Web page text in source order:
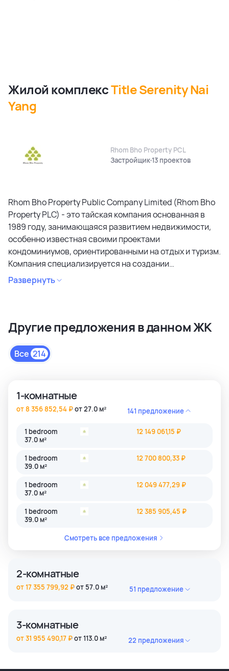
Жилой комплексTitle Serenity Nai
Yang
Rhom Bho Property PCL
Застройщик13 проектов
Rhom Bho Property Public Company Limited (Rhom Bho
Property PLC) - это тайская компания основанная в
1989 году, занимающаяся развитием недвижимости,
особенно известная своими проектами
кондоминиумов, ориентированными на отдых и туризм.
Компания специализируется на создании
кондоминиумов в привлекательных районах, уделяя
особое внимание дизайну, качеству строительства и
коммерческих объектах и жилой недвижимости
высокого качества в сегментах недвижимости
премиального и среднего класса. Среди районов
застройки как престижные комьюнити Бангкока, так и
Развернуть
Другие предложения в данном ЖК
Все 214
1-комнатные
от 27.0 м²
от 8 356 852,54 ₽ 141 предложение
1 bedroom
37.0 м²
12 149 061,15 ₽
1 bedroom
39.0 м²
12 700 800,33 ₽
1 bedroom
37.0 м²
12 049 477,29 ₽
1 bedroom
39.0 м²
12 385 905,45 ₽
Смотреть все предложения
2-комнатные
от 57.0 м²
от 17 355 799,92 ₽ 51 предложение
2 bedroom
3-комнатные
от 113.0 м²
от 31 955 490,17 ₽ 22 предложения
119.0 м²